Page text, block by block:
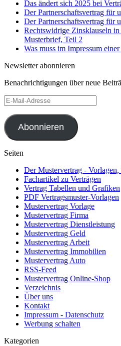
Das ändert sich 2025 bei
Der Partnerschaftsvertrag für
Der Partnerschaftsvertrag für
Rechtswidrige Zinsklauseln
Musterbrief, Teil 2
Was muss im Impressum
Newsletter abonnieren
Benachrichtigungen über neue
E-
Mail-
Adresse
Abonnieren
Seiten
Der Mustervertrag -
Fachartikel zu Verträgen
Vertrag Tabellen und Grafiken
PDF Vertragsmuster-Vorlagen
Mustervertrag Vorlage
Mustervertrag Firma
Mustervertrag Dienstleistung
Mustervertrag Geld
Mustervertrag Arbeit
Mustervertrag Immobilien
Mustervertrag Auto
RSS-Feed
Mustervertrag Online-Shop
Verzeichnis
Über uns
Kontakt
Impressum - Datenschutz
Werbung schalten
Kategorien